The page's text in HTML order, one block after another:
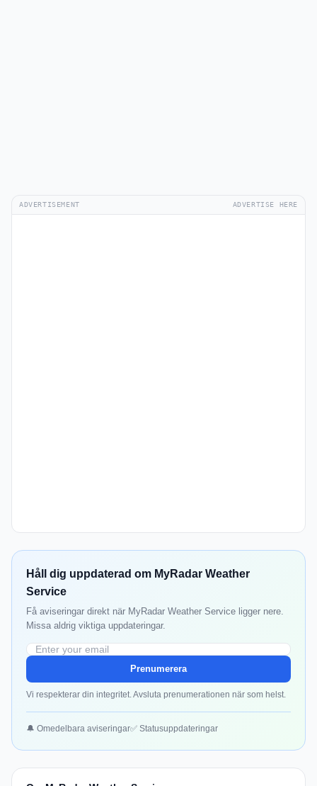
ADVERTISEMENT ADVERTISE HERE
Håll dig uppdaterad om MyRadar Weather
Service
Få aviseringar direkt när MyRadar Weather Service ligger nere.
Missa aldrig viktiga uppdateringar.
Prenumerera
Vi respekterar din integritet. Avsluta prenumerationen när som helst.
🔔 Omedelbara aviseringar✅ Statusuppdateringar